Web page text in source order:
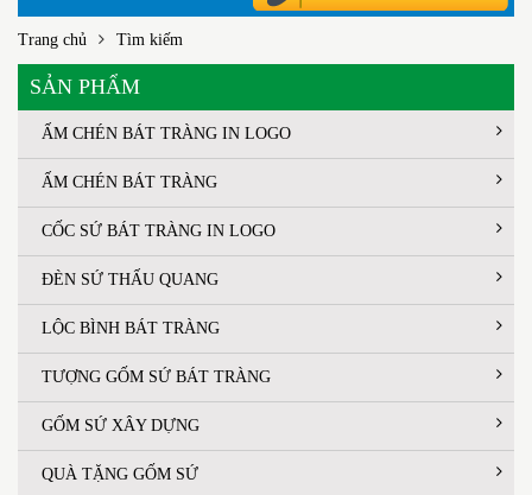
Trang chủ Tìm kiếm
SẢN PHẨM
ẤM CHÉN BÁT TRÀNG IN LOGO
ẤM CHÉN BÁT TRÀNG
CỐC SỨ BÁT TRÀNG IN LOGO
ĐÈN SỨ THẤU QUANG
LỘC BÌNH BÁT TRÀNG
TƯỢNG GỐM SỨ BÁT TRÀNG
GỐM SỨ XÂY DỰNG
QUÀ TẶNG GỐM SỨ